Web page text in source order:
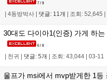
7 / 9
4동방박사 댓글: 11개 조회: 52,645
30대도 다이아1(인증) 가게 하
6 / 8
| 천귀 | 댓글: 5개 | 조회: 43,044 | 03-11
울프가 msi에서 mvp받게한 1등